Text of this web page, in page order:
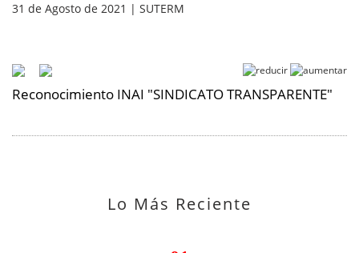
31 de Agosto de 2021 | SUTERM
Reconocimiento INAI "SINDICATO TRANSPARENTE"
Lo Más Reciente